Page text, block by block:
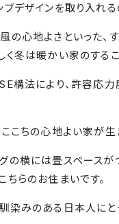
ブデザインを取り入れる
の心地よさといった、
く冬は暖かい家のする
構法により、許容応
ここちの心地よい家が生
の横には畳スペースが
ちらのお住まいです。
染みのある日本人にと